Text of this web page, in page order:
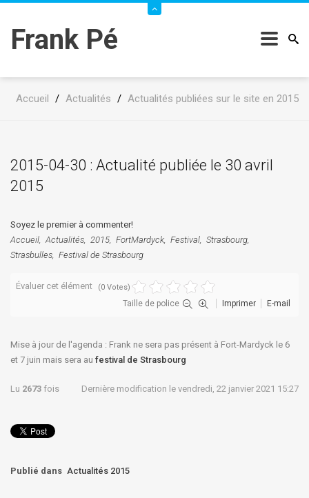
Frank Pé
Accueil / Actualités / Actualités publiées sur le site en 2015
2015-04-30 : Actualité publiée le 30 avril
2015
Soyez le premier à commenter!
Accueil Actualités 2015 FortMardyck Festival Strasbourg
Strasbulles Festival de Strasbourg
Évaluer cet élément (0 Votes)
Taille de police Imprimer E-mail
Mise à jour de l'agenda : Frank ne sera pas présent à Fort-Mardyck le 6
et 7 juin mais sera au festival de Strasbourg
Lu 2673 fois Dernière modification le vendredi, 22 janvier 2021 15:27
Publié dans Actualités 2015